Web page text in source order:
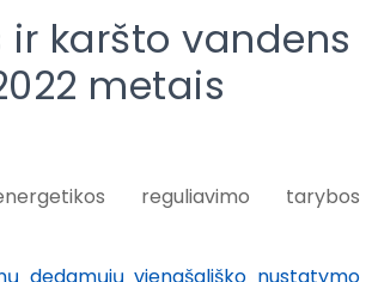
ir karšto vandens
metais
reguliavimo tarybos